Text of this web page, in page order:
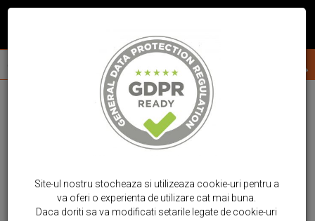
Site-ul nostru stocheaza si utilizeaza cookie-uri pentru a
va oferi o experienta de utilizare cat mai buna.
Daca doriti sa va modificati setarile legate de cookie-uri